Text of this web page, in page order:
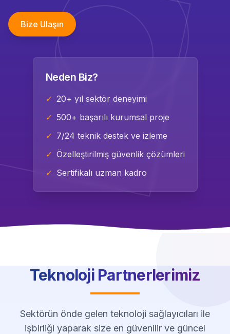
Bize Ulaşın
Neden Biz?
✓ 20+ yıl sektör deneyimi
✓ 500+ başarılı kurumsal proje
✓ 7/24 teknik destek ve izleme
✓ Özelleştirilmiş güvenlik çözümleri
✓ Sertifikalı uzman kadro
Teknoloji Partnerlerimiz
Sektörün önde gelen teknoloji sağlayıcıları ile
işbirliği yaparak size en güvenilir ve güncel